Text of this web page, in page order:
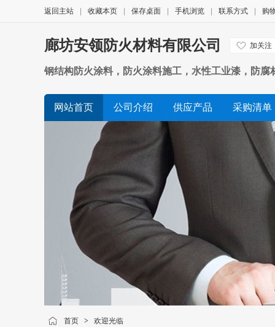
返回主站 收藏本页 保存桌面 手机浏览 联系方式 购
廊坊安领防火材料有限公司 加关注
钢结构防火涂料，防火涂料施工，水性工业漆，防腐
网站首页 公司介绍 供应产品 采购清单
首页 > 欢迎光临